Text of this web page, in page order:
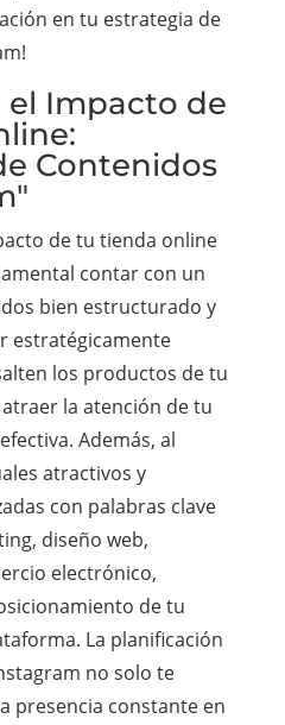
en tu estrategia de
el Impacto de
Contenidos
de tu tienda online
contar con un
bien estructurado y
estratégicamente
los productos de tu
la atención de tu
Además, al
atractivos y
con palabras clave
diseño web,
electrónico,
de tu
La planificación
no solo te
presencia constante en